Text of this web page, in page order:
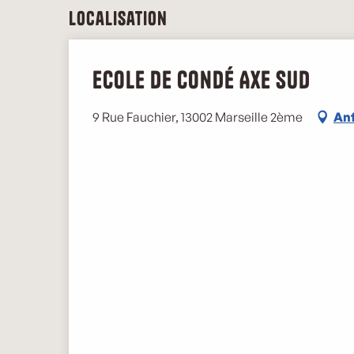
Localisation
Ecole de Condé Axe Sud
9 Rue Fauchier, 13002 Marseille 2ème